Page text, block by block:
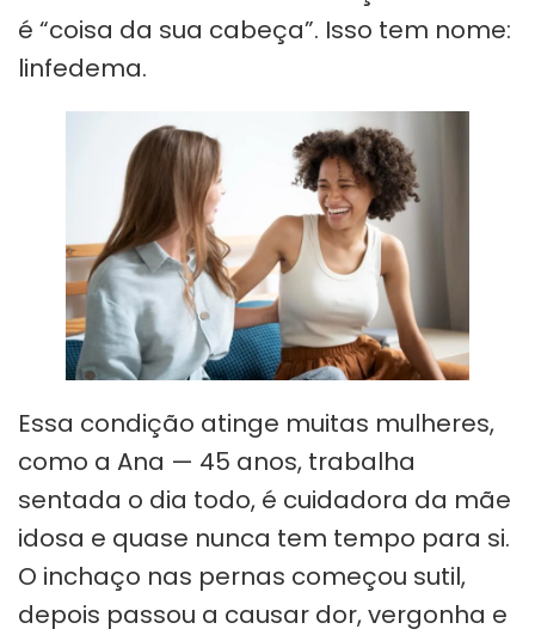
é “coisa da sua cabeça”. Isso tem nome:
linfedema.
Essa condição atinge muitas mulheres,
como a Ana — 45 anos, trabalha
sentada o dia todo, é cuidadora da mãe
idosa e quase nunca tem tempo para si.
O inchaço nas pernas começou sutil,
depois passou a causar dor, vergonha e